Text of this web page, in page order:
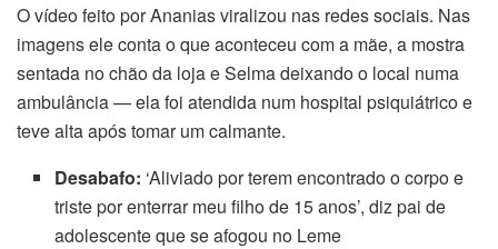
O vídeo feito por Ananias viralizou nas redes sociais. Nas
imagens ele conta o que aconteceu com a mãe, a mostra
sentada no chão da loja e Selma deixando o local numa
ambulância — ela foi atendida num hospital psiquiátrico e
teve alta após tomar um calmante.
Desabafo: ‘Aliviado por terem encontrado o corpo e
triste por enterrar meu filho de 15 anos’, diz pai de
adolescente que se afogou no Leme